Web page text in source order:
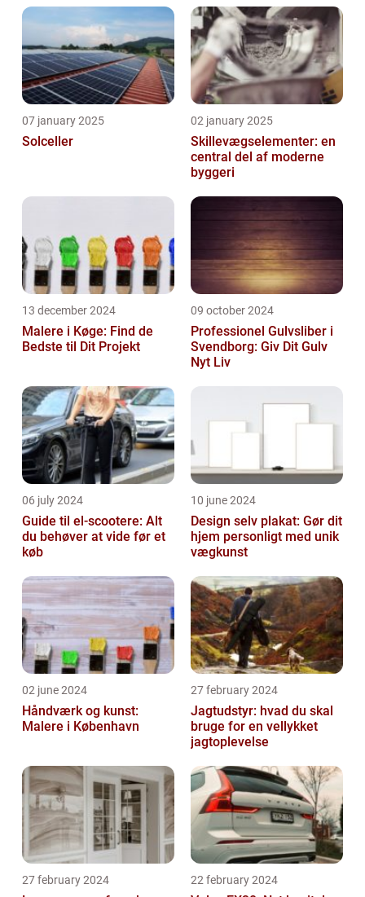
07 january 2025
Solceller
02 january 2025
Skillevægselementer: en
central del af moderne
byggeri
13 december 2024
Malere i Køge: Find de
Bedste til Dit Projekt
09 october 2024
Professionel Gulvsliber i
Svendborg: Giv Dit Gulv
Nyt Liv
06 july 2024
Guide til el-scootere: Alt
du behøver at vide før et
køb
10 june 2024
Design selv plakat: Gør dit
hjem personligt med unik
vægkunst
02 june 2024
Håndværk og kunst:
Malere i København
27 february 2024
Jagtudstyr: hvad du skal
bruge for en vellykket
jagtoplevelse
27 february 2024 22 february 2024